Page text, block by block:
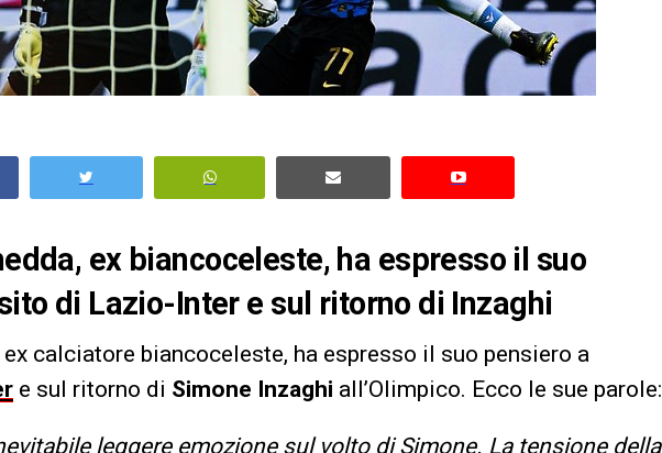
ex biancoceleste, ha espresso il suo
di Lazio-Inter e sul ritorno di Inzaghi
ex calciatore biancoceleste, ha espresso il suo pensiero a
e sul ritorno di Simone Inzaghi all’Olimpico. Ecco le sue parole:
leggere emozione sul volto di Simone. La tensione della